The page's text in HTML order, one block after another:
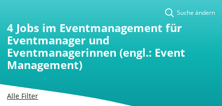
Alle Filter
Suche ändern
4 Jobs im Eventmanagement für
Eventmanager und
Eventmanagerinnen (engl.: Event
Management)